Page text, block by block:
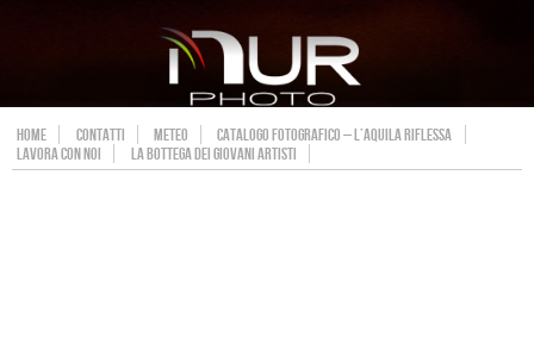
HOME CONTATTI METEO
CATALOGO FOTOGRAFICO – L’AQUILA RIFLESSA
LAVORA CON NOI
LA BOTTEGA DEI GIOVANI ARTISTI